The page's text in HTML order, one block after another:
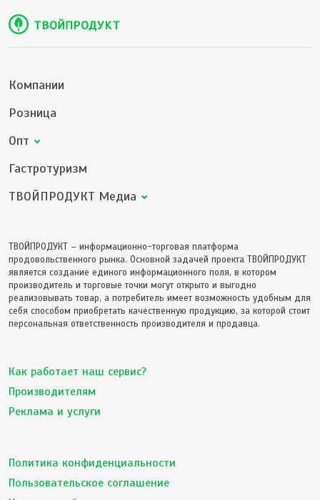
Компании
Розница
Опт
Гастротуризм
ТВОЙПРОДУКТ Медиа
ТВОЙПРОДУКТ – информационно-торговая платформа
продовольственного рынка. Основной задачей проекта ТВОЙПРОДУКТ
является создание единого информационного поля, в котором
производитель и торговые точки могут открыто и выгодно
реализовывать товар, а потребитель имеет возможность удобным для
себя способом приобретать качественную продукцию, за которой стоит
персональная ответственность производителя и продавца.
Как работает наш сервис?
Производителям
Реклама и услуги
Политика конфиденциальности
Пользовательское соглашение